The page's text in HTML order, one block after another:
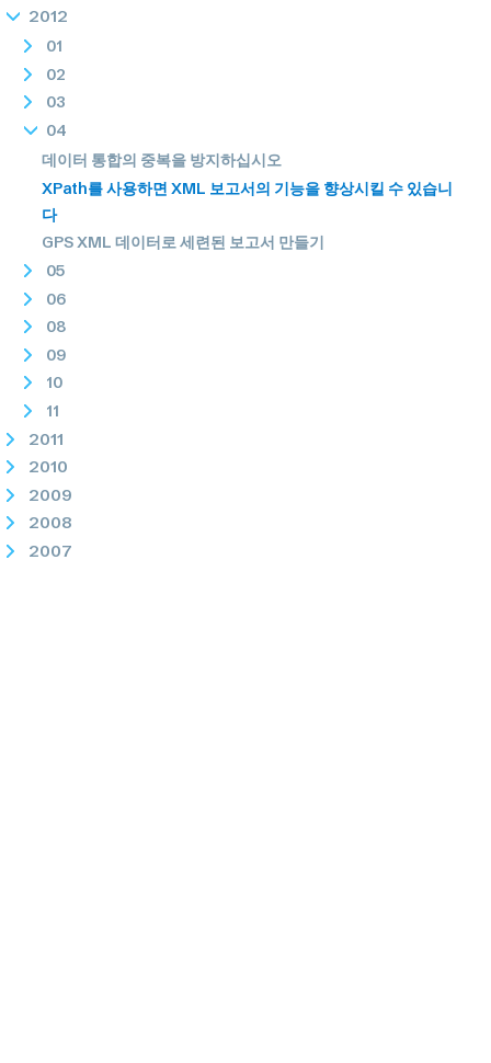
2012
01
02
03
04
데이터 통합의 중복을 방지하십시오
XPath를 사용하면 XML 보고서의 기능을 향상시킬 수 있습니
다
GPS XML 데이터로 세련된 보고서 만들기
05
06
08
09
10
11
2011
2010
2009
2008
2007